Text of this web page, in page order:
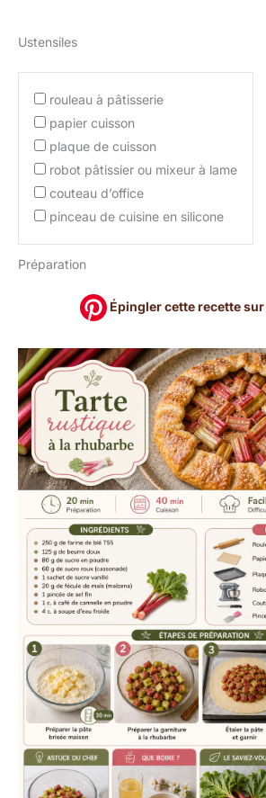
Ustensiles
rouleau à pâtisserie
papier cuisson
plaque de cuisson
robot pâtissier ou mixeur à lame
couteau d’office
pinceau de cuisine en silicone
Préparation
Épingler cette recette